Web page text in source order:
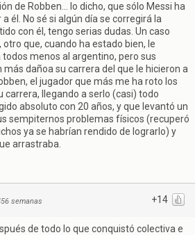
de Robben... lo dicho, que sólo Messi ha
él. No sé si algún día se corregirá la
con él, tengo serias dudas. Un caso
que, cuando ha estado bien, le
menos al argentino, pero sus
más dañoa su carrera del que le hicieron a
el jugador que más me ha roto los
carrera, llegando a serlo (casi) todo
absoluto con 20 años, y que levantó un
sempiternos problemas físicos (recuperó
ya se habrían rendido de lograrlo) y
arrastraba.
+14
semanas
de todo lo que conquistó colectiva e